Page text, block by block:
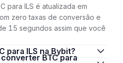
para ILS é atualizada em
zero taxas de conversão e
15 segundos assim que você
para ILS na Bybit?